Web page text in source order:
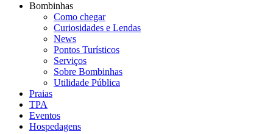
Bombinhas
Como chegar
Curiosidades e Lendas
News
Pontos Turísticos
Serviços
Sobre Bombinhas
Utilidade Pública
Praias
TPA
Eventos
Hospedagens